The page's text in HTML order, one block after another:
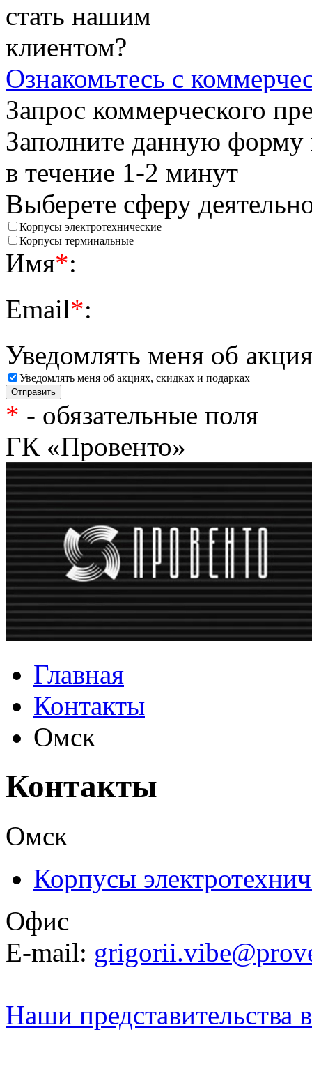
стать нашим
клиентом?
Ознакомьтесь с
Запрос коммерческого
Заполните данную
в течение 1-2 минут
Выберете сферу
Корпусы электротехнические
Корпусы терминальные
Имя*:
Email*:
Уведомлять меня об
Уведомлять меня об акциях, скидках и подарках
* - обязательные поля
ГК «Провенто»
Главная
Контакты
Омск
Контакты
Омск
Корпусы
Офис
E-mail:
Наши представительства